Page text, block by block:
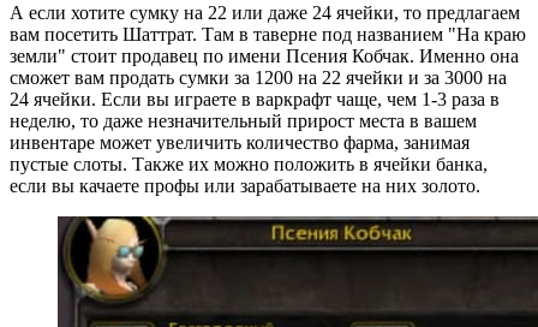
А если хотите сумку на 22 или даже 24 ячейки, то предлагаем
вам посетить Шаттрат. Там в таверне под названием "На краю
земли" стоит продавец по имени Псения Кобчак. Именно она
сможет вам продать сумки за 1200 на 22 ячейки и за 3000 на
24 ячейки. Если вы играете в варкрафт чаще, чем 1-3 раза в
неделю, то даже незначительный прирост места в вашем
инвентаре может увеличить количество фарма, занимая
пустые слоты. Также их можно положить в ячейки банка,
если вы качаете профы или зарабатываете на них золото.